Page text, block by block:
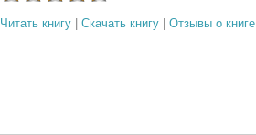
Читать книгу| Скачать книгу| Отзывы о книге